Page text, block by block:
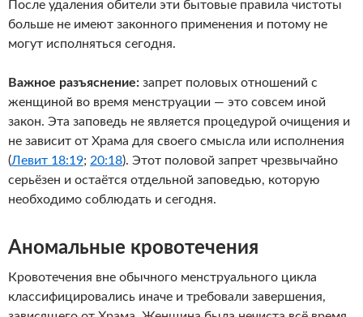
После удаления обители эти бытовые правила чистоты
больше не имеют законного применения и потому не
могут исполняться сегодня.
Важное разъяснение: запрет половых отношений с
женщиной во время менструации — это совсем иной
закон. Эта заповедь не является процедурой очищения и
не зависит от Храма для своего смысла или исполнения
(Левит 18:19; 20:18). Этот половой запрет чрезвычайно
серьёзен и остаётся отдельной заповедью, которую
необходимо соблюдать и сегодня.
Аномальные кровотечения
Кровотечения вне обычного менструального цикла
классифицировались иначе и требовали завершения,